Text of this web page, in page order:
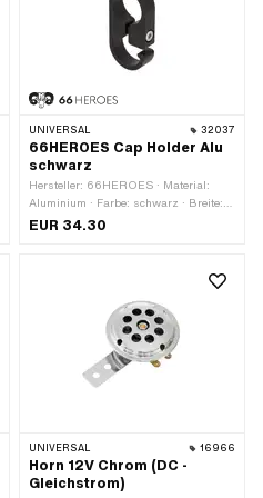
UNIVERSAL 32037
66HEROES Cap Holder Alu
schwarz
Hersteller: 66HEROES · Material:
Aluminium · Farbe: schwarz · Breite:
10 mm · Ø innen: 22 mm · Höhe: 56
EUR 34.30
UNIVERSAL 16966
Horn 12V Chrom (DC -
Gleichstrom)